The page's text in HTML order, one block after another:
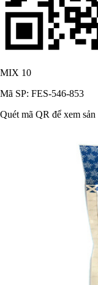
MIX 10
Mã SP: FES-546-853
Quét mã QR để xem